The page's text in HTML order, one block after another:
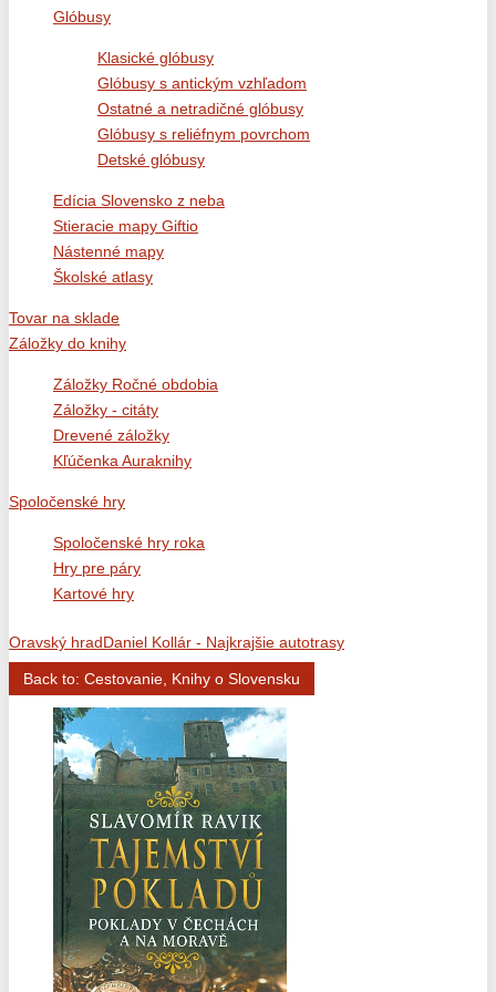
Glóbusy
Klasické glóbusy
Glóbusy s antickým vzhľadom
Ostatné a netradičné glóbusy
Glóbusy s reliéfnym povrchom
Detské glóbusy
Edícia Slovensko z neba
Stieracie mapy Giftio
Nástenné mapy
Školské atlasy
Tovar na sklade
Záložky do knihy
Záložky Ročné obdobia
Záložky - citáty
Drevené záložky
Kľúčenka Auraknihy
Spoločenské hry
Spoločenské hry roka
Hry pre páry
Kartové hry
Oravský hradDaniel Kollár - Najkrajšie autotrasy
Back to: Cestovanie, Knihy o Slovensku